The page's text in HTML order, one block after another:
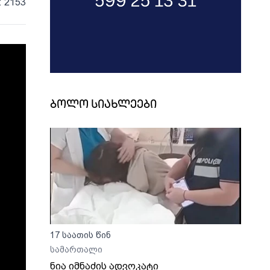
ბოლო სიახლეები
17 საათის წინ
სამართალი
ნია იმნაძის ადვოკატი